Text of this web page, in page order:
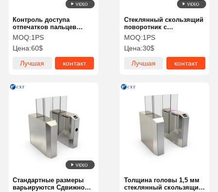
Продукты
Стеклянный скользящий
поворотник с
электромагнитной
блокировкой и рабочей
влажностью ≤ 95% без
конденсации для
безопасного контроля
MOQ:1PS
Цена:30$
Лучшая
контакт
Контроль доступа
отпечатков пальцев
Стеклянный скользящий
поворотник с защитой от
щелчка и скоростью
пропуска около 30
человек в минуту для
MOQ:1PS
Цена:60$
Лучшая
контакт
Толщина головы 1,5 мм
стеклянный скользящий
Стандартные размеры
варьируются Сдвижной